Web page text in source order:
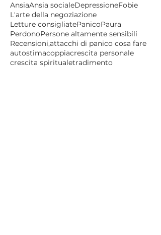
AnsiaAnsia socialeDepressioneFobie
L'arte della negoziazione
Letture consigliatePanicoPaura
PerdonoPersone altamente sensibili
Recensioni,attacchi di panico cosa fare
autostimacoppiacrescita personale
crescita spiritualetradimento